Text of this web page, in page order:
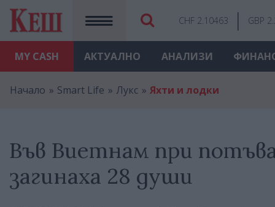
MY CASH
CHF 2.10463 GBP
АКТУАЛНО АНАЛИЗИ
Начало Smart Life Лукс Яхти и лодки
Във Виетнам при
загинаха 28 души